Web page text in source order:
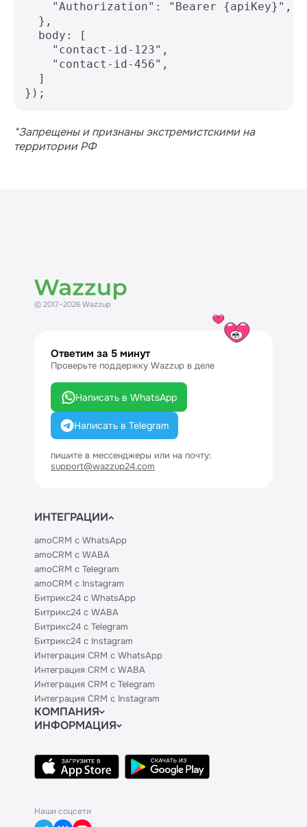
    "Authorization": "Bearer {apiKey}",
  },
  body: [
    "contact-id-123",
    "contact-id-456",
  ]
});
*Запрещены и признаны экстремистскими на
территории РФ
© 2017–2026 Wazzup
Ответим за 5 минут
Проверьте поддержку Wazzup в деле
Написать в WhatsApp
Написать в Telegram
пишите в мессенджеры или на почту:
support@wazzup24.com
ИНТЕГРАЦИИ
amoCRM с WhatsApp
amoCRM с WABA
amoCRM с Telegram
amoCRM с Instagram
Битрикс24 с WhatsApp
Битрикс24 с WABA
Битрикс24 с Telegram
Битрикс24 с Instagram
Интеграция CRM с WhatsApp
Интеграция CRM с WABA
Интеграция CRM с Telegram
Интеграция CRM с Instagram
КОМПАНИЯ
Блог
Контакты
Политики и соглашения
ИНФОРМАЦИЯ
Техническим партнерам
Тарифы
Наши соцсети